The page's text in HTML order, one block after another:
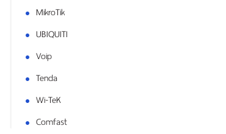
MikroTik
UBIQUITI
Voip
Tenda
Wi-TeK
Comfast